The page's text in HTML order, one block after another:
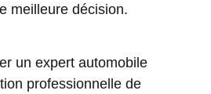
meilleure décision.
un expert automobile
professionnelle de